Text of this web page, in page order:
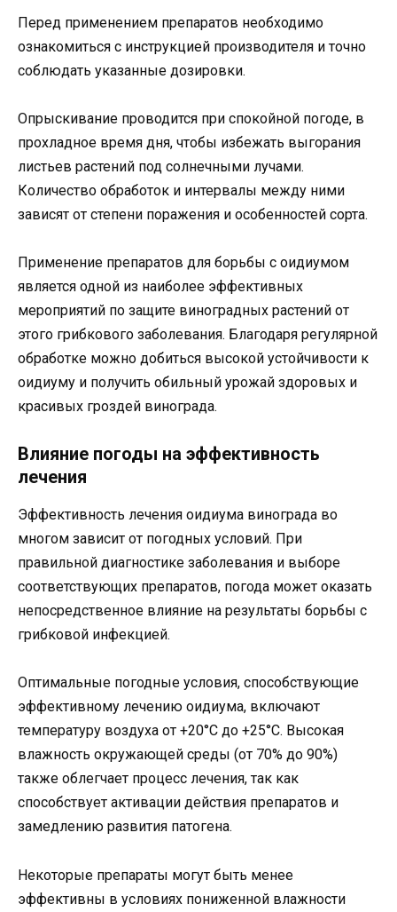
Перед применением препаратов необходимо
ознакомиться с инструкцией производителя и точно
соблюдать указанные дозировки.
Опрыскивание проводится при спокойной погоде, в
прохладное время дня, чтобы избежать выгорания
листьев растений под солнечными лучами.
Количество обработок и интервалы между ними
зависят от степени поражения и особенностей сорта.
Применение препаратов для борьбы с оидиумом
является одной из наиболее эффективных
мероприятий по защите виноградных растений от
этого грибкового заболевания. Благодаря регулярной
обработке можно добиться высокой устойчивости к
оидиуму и получить обильный урожай здоровых и
красивых гроздей винограда.
Влияние погоды на эффективность
лечения
Эффективность лечения оидиума винограда во
многом зависит от погодных условий. При
правильной диагностике заболевания и выборе
соответствующих препаратов, погода может оказать
непосредственное влияние на результаты борьбы с
грибковой инфекцией.
Оптимальные погодные условия, способствующие
эффективному лечению оидиума, включают
температуру воздуха от +20°C до +25°C. Высокая
влажность окружающей среды (от 70% до 90%)
также облегчает процесс лечения, так как
способствует активации действия препаратов и
замедлению развития патогена.
Некоторые препараты могут быть менее
эффективны в условиях пониженной влажности